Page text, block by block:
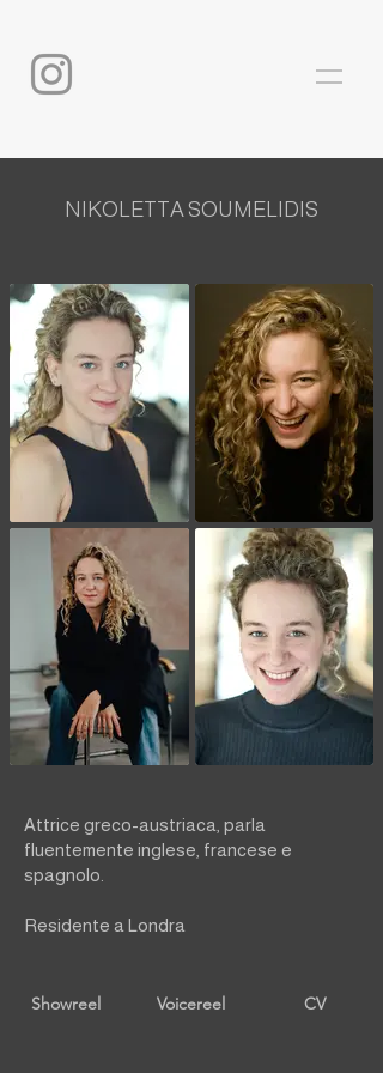
NIKOLETTA SOUMELIDIS
Attrice greco-austriaca, parla
fluentemente inglese, francese e
spagnolo.
Residente a Londra
Showreel Voicereel CV